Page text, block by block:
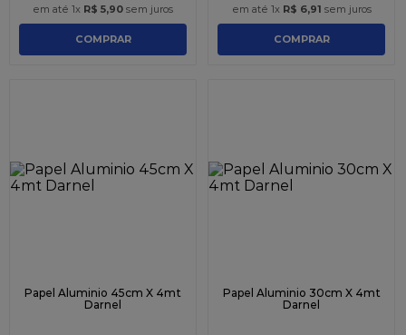
em até 1x R$ 5,90 sem juros
COMPRAR
em até 1x R$ 6,91 sem juros
COMPRAR
Papel Aluminio 45cm X 4mt
Darnel
Papel Aluminio 30cm X 4mt
Darnel